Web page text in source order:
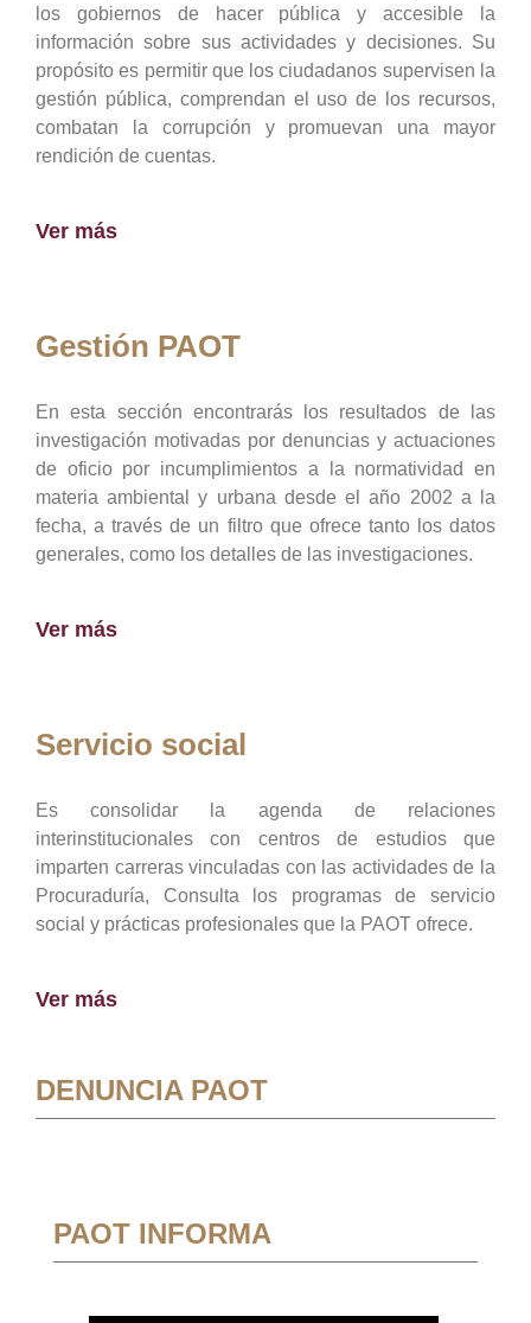
los gobiernos de hacer pública y accesible la
información sobre sus actividades y decisiones. Su
propósito es permitir que los ciudadanos supervisen la
gestión pública, comprendan el uso de los recursos,
combatan la corrupción y promuevan una mayor
rendición de cuentas.
Ver más
Gestión PAOT
En esta sección encontrarás los resultados de las
investigación motivadas por denuncias y actuaciones
de oficio por incumplimientos a la normatividad en
materia ambiental y urbana desde el año 2002 a la
fecha, a través de un filtro que ofrece tanto los datos
generales, como los detalles de las investigaciones.
Ver más
Servicio social
Es consolidar la agenda de relaciones
interinstitucionales con centros de estudios que
imparten carreras vinculadas con las actividades de la
Procuraduría, Consulta los programas de servicio
social y prácticas profesionales que la PAOT ofrece.
Ver más
DENUNCIA PAOT
PAOT INFORMA